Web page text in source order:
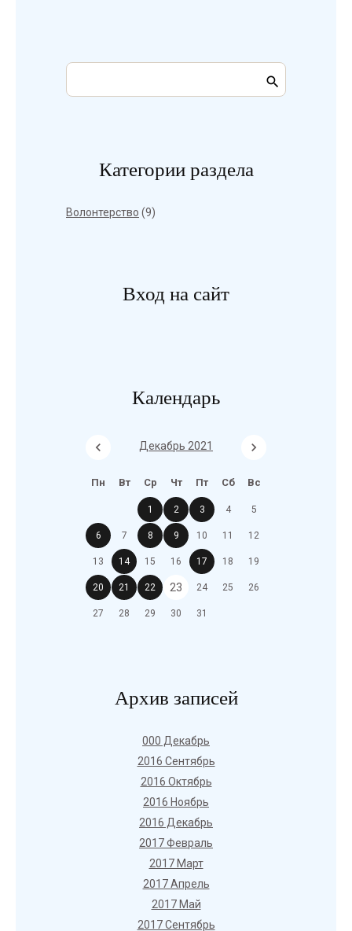
Категории раздела
Волонтерство (9)
Вход на сайт
Календарь
Декабрь 2021
Пн Вт Ср Чт Пт Сб Вс
1 2 3 4 5
6 7 8 9 10 11 12
13 14 15 16 17 18 19
20 21 22 23 24 25 26
27 28 29 30 31
Архив записей
000 Декабрь
2016 Сентябрь
2016 Октябрь
2016 Ноябрь
2016 Декабрь
2017 Февраль
2017 Март
2017 Апрель
2017 Май
2017 Сентябрь